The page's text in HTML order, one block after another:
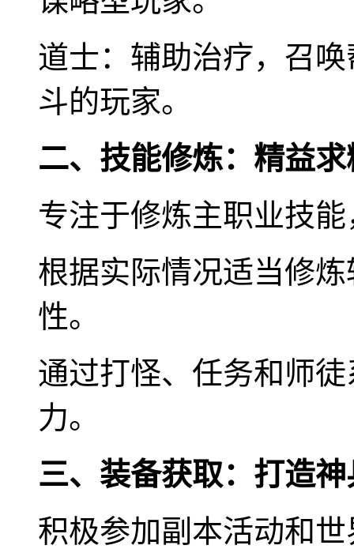
道士：辅助治疗，召
斗的玩家。
二、技能修炼：精益
专注于修炼主职业技
根据实际情况适当修
性。
通过打怪、任务和师
力。
三、装备获取：打造
积极参加副本活动和